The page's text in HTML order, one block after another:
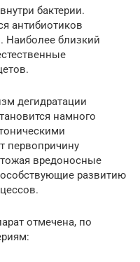
бактерии.
антибиотиков
Наиболее близкий
дегидратации
намного
первопричину
вредоносные
развитию
отмечена, по